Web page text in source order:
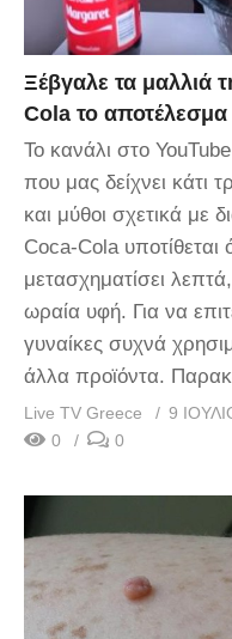
Ξέβγαλε τα μαλλιά
Cola το
Το κανάλι στο
που μας δείχνει κάτι
και μύθοι σχετικά με
Coca-Cola υποτίθεται
μετασχηματίσει
ωραία υφή. Για να
γυναίκες συχνά
άλλα προϊόντα.
Live TV Greece
9
0
0